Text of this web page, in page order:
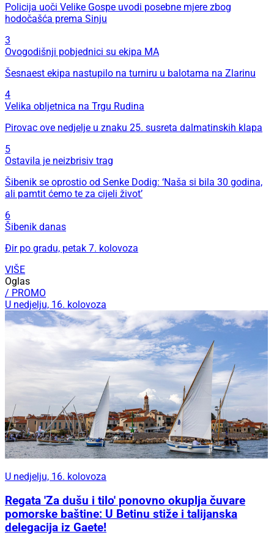
Policija uoči Velike Gospe uvodi posebne mjere zbog
hodočašća prema Sinju
3
Ovogodišnji pobjednici su ekipa MA
Šesnaest ekipa nastupilo na turniru u balotama na Zlarinu
4
Velika obljetnica na Trgu Rudina
Pirovac ove nedjelje u znaku 25. susreta dalmatinskih klapa
5
Ostavila je neizbrisiv trag
Šibenik se oprostio od Senke Dodig: ‘Naša si bila 30 godina,
ali pamtit ćemo te za cijeli život’
6
Šibenik danas
Đir po gradu, petak 7. kolovoza
VIŠE
Oglas
/ PROMO
U nedjelju, 16. kolovoza
U nedjelju, 16. kolovoza
Regata 'Za dušu i tilo' ponovno okuplja čuvare
pomorske baštine: U Betinu stiže i talijanska
delegacija iz Gaete!